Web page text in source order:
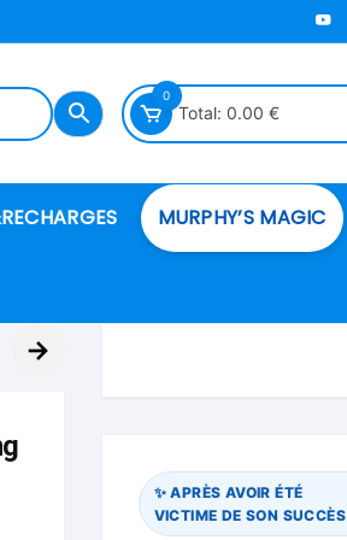
0
Total: 0.00 €
MURPHY’S MAGIC
→
✨ APRÈS AVOIR ÉTÉ
VICTIME DE SON SUCCÈS